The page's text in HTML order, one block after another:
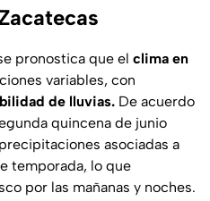
pronostica que el clima en
variables, con
de lluvias. De acuerdo
quincena de junio
asociadas a
temporada, lo que
por las mañanas y noches.